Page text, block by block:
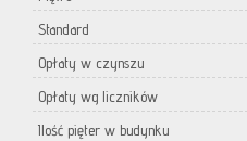
Standard
Opłaty w czynszu
Opłaty wg liczników
Ilość pięter w budynku